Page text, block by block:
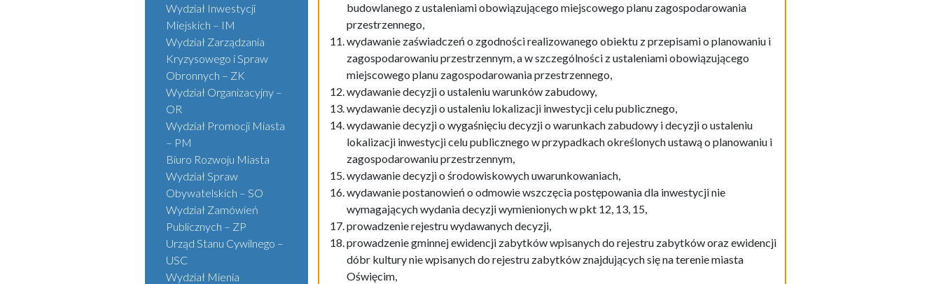
Wydział Inwestycji
Miejskich – IM
Wydział Zarządzania
Kryzysowego i Spraw
Obronnych – ZK
Wydział Organizacyjny –
OR
Wydział Promocji Miasta
– PM
Biuro Rozwoju Miasta
Wydział Spraw
Obywatelskich – SO
Wydział Zamówień
Publicznych – ZP
Urząd Stanu Cywilnego –
USC
Wydział Mienia
budowlanego z ustaleniami obowiązującego miejscowego planu zagospodarowania
przestrzennego,
wydawanie zaświadczeń o zgodności realizowanego obiektu z przepisami o planowaniu i
zagospodarowaniu przestrzennym, a w szczególności z ustaleniami obowiązującego
miejscowego planu zagospodarowania przestrzennego,
wydawanie decyzji o ustaleniu warunków zabudowy,
wydawanie decyzji o ustaleniu lokalizacji inwestycji celu publicznego,
wydawanie decyzji o wygaśnięciu decyzji o warunkach zabudowy i decyzji o ustaleniu
lokalizacji inwestycji celu publicznego w przypadkach określonych ustawą o planowaniu i
zagospodarowaniu przestrzennym,
wydawanie decyzji o środowiskowych uwarunkowaniach,
wydawanie postanowień o odmowie wszczęcia postępowania dla inwestycji nie
wymagających wydania decyzji wymienionych w pkt 12, 13, 15,
prowadzenie rejestru wydawanych decyzji,
prowadzenie gminnej ewidencji zabytków wpisanych do rejestru zabytków oraz ewidencji
dóbr kultury nie wpisanych do rejestru zabytków znajdujących się na terenie miasta
Oświęcim,